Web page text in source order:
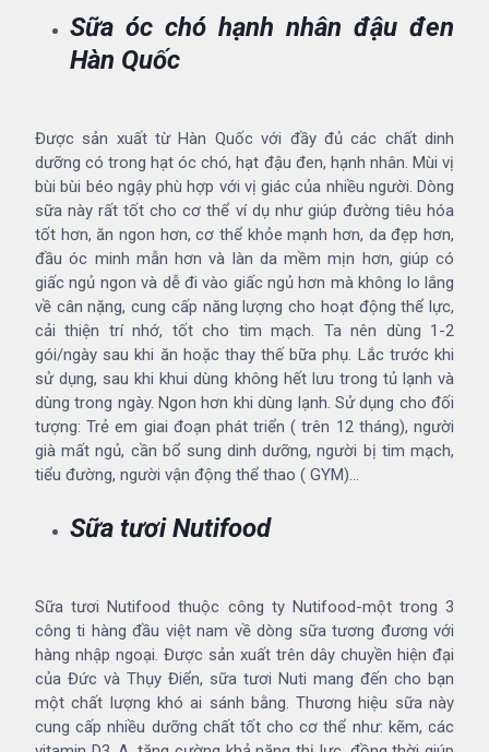
Sữa óc chó hạnh nhân đậu đen
Hàn Quốc
Được sản xuất từ Hàn Quốc với đầy đủ các chất dinh
dưỡng có trong hạt óc chó, hạt đậu đen, hạnh nhân. Mùi vị
bùi bùi béo ngậy phù hợp với vị giác của nhiều người. Dòng
sữa này rất tốt cho cơ thể ví dụ như giúp đường tiêu hóa
tốt hơn, ăn ngon hơn, cơ thể khỏe mạnh hơn, da đẹp hơn,
đầu óc minh mẫn hơn và làn da mềm mịn hơn, giúp có
giấc ngủ ngon và dễ đi vào giấc ngủ hơn mà không lo lắng
về cân nặng, cung cấp năng lượng cho hoạt động thể lực,
cải thiện trí nhớ, tốt cho tim mạch. Ta nên dùng 1-2
gói/ngày sau khi ăn hoặc thay thế bữa phụ. Lắc trước khi
sử dụng, sau khi khui dùng không hết lưu trong tủ lạnh và
dùng trong ngày. Ngon hơn khi dùng lạnh. Sử dụng cho đối
tượng: Trẻ em giai đoạn phát triển ( trên 12 tháng), người
già mất ngủ, cần bổ sung dinh dưỡng, người bị tim mạch,
tiểu đường, người vận động thể thao ( GYM)…
Sữa tươi Nutifood
Sữa tươi Nutifood thuộc công ty Nutifood-một trong 3
công ti hàng đầu việt nam về dòng sữa tương đương với
hàng nhập ngoại. Được sản xuất trên dây chuyền hiện đại
của Đức và Thụy Điển, sữa tươi Nuti mang đến cho bạn
một chất lượng khó ai sánh bằng. Thương hiệu sữa này
cung cấp nhiều dưỡng chất tốt cho cơ thể như: kẽm, các